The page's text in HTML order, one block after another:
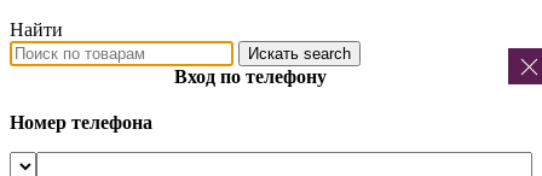
Найти
Искать search
Вход по телефону
Номер телефона